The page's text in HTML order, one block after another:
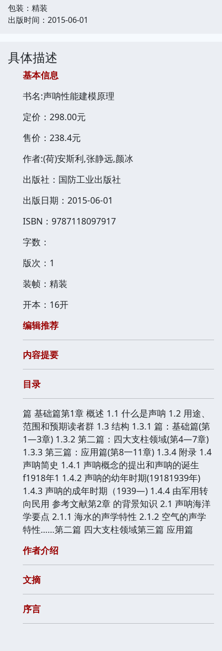
包装：精装
出版时间：2015-06-01
具体描述
基本信息
书名:声呐性能建模原理
定价：298.00元
售价：238.4元
作者:(荷)安斯利,张静远,颜冰
出版社：国防工业出版社
出版日期：2015-06-01
ISBN：9787118097917
字数：
版次：1
装帧：精装
开本：16开
编辑推荐
内容提要
目录
篇 基础篇第1章 概述 1.1 什么是声呐 1.2 用途、
范围和预期读者群 1.3 结构 1.3.1 篇：基础篇(第
1—3章) 1.3.2 第二篇：四大支柱领域(第4—7章)
1.3.3 第三篇：应用篇(第8一11章) 1.3.4 附录 1.4
声呐简史 1.4.1 声呐概念的提出和声呐的诞生
f1918年1 1.4.2 声呐的幼年时期(19181939年)
1.4.3 声呐的成年时期（1939—) 1.4.4 由军用转
向民用 参考文献第2章 的背景知识 2.1 声呐海洋
学要点 2.1.1 海水的声学特性 2.1.2 空气的声学
特性……第二篇 四大支柱领域第三篇 应用篇
作者介绍
文摘
序言